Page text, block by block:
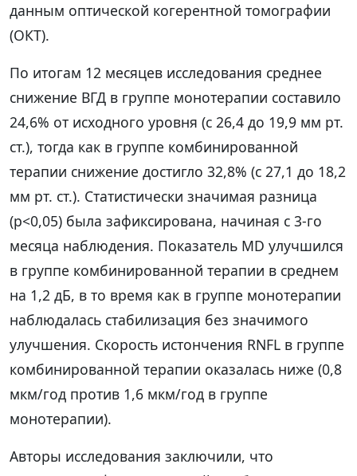
данным оптической когерентной томографии
(ОКТ).
По итогам 12 месяцев исследования среднее
снижение ВГД в группе монотерапии составило
24,6% от исходного уровня (с 26,4 до 19,9 мм рт.
ст.), тогда как в группе комбинированной
терапии снижение достигло 32,8% (с 27,1 до 18,2
мм рт. ст.). Статистически значимая разница
(p<0,05) была зафиксирована, начиная с 3-го
месяца наблюдения. Показатель MD улучшился
в группе комбинированной терапии в среднем
на 1,2 дБ, в то время как в группе монотерапии
наблюдалась стабилизация без значимого
улучшения. Скорость истончения RNFL в группе
комбинированной терапии оказалась ниже (0,8
мкм/год против 1,6 мкм/год в группе
монотерапии).
Авторы исследования заключили, что